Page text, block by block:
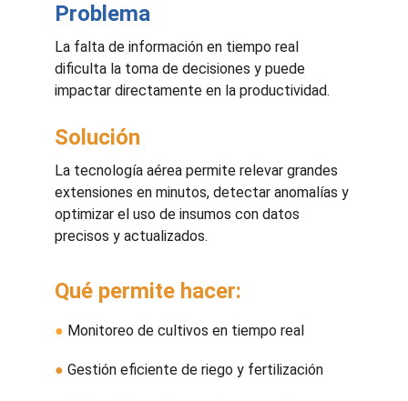
La falta de información en tiempo real
dificulta la toma de decisiones y puede
impactar directamente en la productividad.
La tecnología aérea permite relevar grandes
extensiones en minutos, detectar anomalías y
optimizar el uso de insumos con datos
precisos y actualizados.
Problema
Solución
Qué permite hacer:
● Monitoreo de cultivos en tiempo real
● Gestión eficiente de riego y fertilización